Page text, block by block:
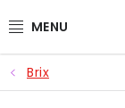
na
KÁVA
Brix